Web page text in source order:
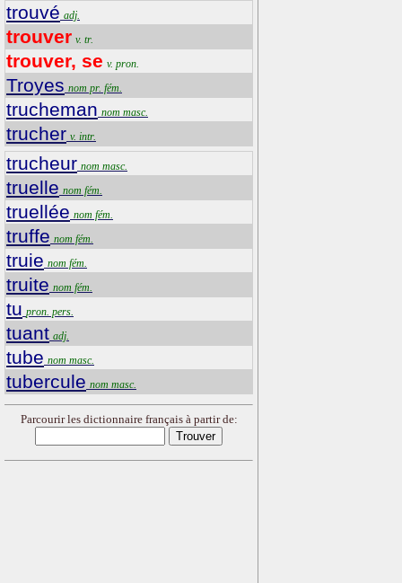
trouvé adj.
trouver v. tr.
trouver, se v. pron.
Troyes nom pr. fém.
trucheman nom masc.
trucher v. intr.
trucheur nom masc.
truelle nom fém.
truellée nom fém.
truffe nom fém.
truie nom fém.
truite nom fém.
tu pron. pers.
tuant adj.
tube nom masc.
tubercule nom masc.
Parcourir les dictionnaire français à partir de: